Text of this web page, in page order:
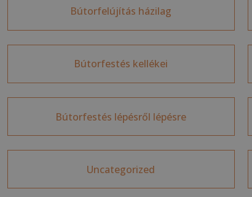
Bútorfelújítás házilag
Bútorfestés kellékei
Bútorfestés lépésről lépésre
Uncategorized